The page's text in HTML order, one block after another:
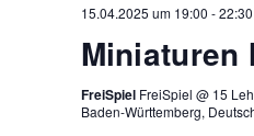
15.04.2025 um 19:00 -22:30
Miniaturen
FreiSpiel FreiSpiel @ 15
Baden-Württemberg,